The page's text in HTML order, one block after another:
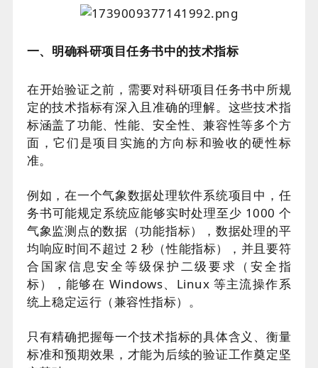
一、明确科研项目任务书中的技术指标
在开始验证之前，需要对科研项目任务书中所规
定的技术指标有深入且准确的理解。这些技术指
标涵盖了功能、性能、安全性、兼容性等多个方
面，它们是项目实施的方向标和验收的硬性标
准。
例如，在一个气象数据处理软件系统项目中，任
务书可能规定系统应能够实时处理至少 1000 个
气象监测点的数据（功能指标），数据处理的平
均响应时间不超过 2 秒（性能指标），并且要符
合国家信息安全等级保护二级要求（安全指
标），能够在 Windows、Linux 等主流操作系
统上稳定运行（兼容性指标）。
只有精确把握每一个技术指标的具体含义、衡量
标准和预期效果，才能为后续的验证工作奠定坚